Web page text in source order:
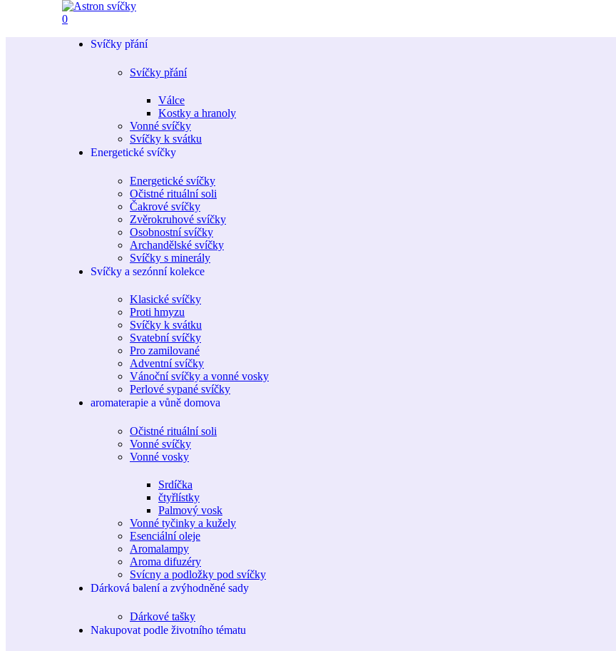
0
Svíčky přání
Svíčky přání
Válce
Kostky a hranoly
Vonné svíčky
Svíčky k svátku
Energetické svíčky
Energetické svíčky
Očistné rituální soli
Čakrové svíčky
Zvěrokruhové svíčky
Osobnostní svíčky
Archandělské svíčky
Svíčky s minerály
Svíčky a sezónní kolekce
Klasické svíčky
Proti hmyzu
Svíčky k svátku
Svatební svíčky
Pro zamilované
Adventní svíčky
Vánoční svíčky a vonné vosky
Perlové sypané svíčky
aromaterapie a vůně domova
Očistné rituální soli
Vonné svíčky
Vonné vosky
Srdíčka
čtyřlístky
Palmový vosk
Vonné tyčinky a kužely
Esenciální oleje
Aromalampy
Aroma difuzéry
Svícny a podložky pod svíčky
Dárková balení a zvýhodněné sady
Dárkové tašky
Nakupovat podle životního tématu